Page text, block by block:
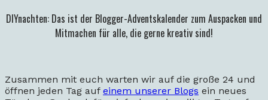
DIYnachten: Das ist der Blogger-Adventskalender zum Auspacken und
Mitmachen für alle, die gerne kreativ sind!
Zusammen mit euch warten wir auf die große 24 und
öffnen jeden Tag auf einem unserer Blogs ein neues